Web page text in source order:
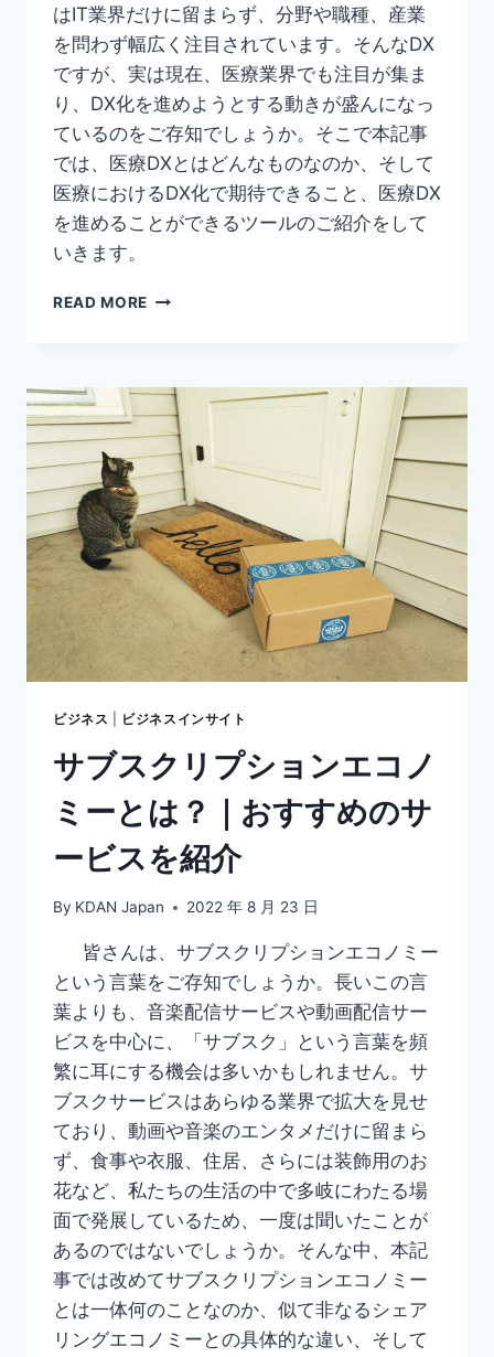
はIT業界だけに留まらず、分野や職種、産業
を問わず幅広く注目されています。そんなDX
ですが、実は現在、医療業界でも注目が集ま
り、DX化を進めようとする動きが盛んになっ
ているのをご存知でしょうか。そこで本記事
では、医療DXとはどんなものなのか、そして
医療におけるDX化で期待できること、医療DX
を進めることができるツールのご紹介をして
いきます。
READ MORE 【医
は？】
医
療
DX
を
進
め
る
ツ
ル
を
紹
介
ビジネス ビジネスインサイト
サブスクリプションエコノ
ミーとは？｜おすすめのサ
ービスを紹介
By KDAN Japan 2022 年 8 月 23 日
皆さんは、サブスクリプションエコノミー
という言葉をご存知でしょうか。長いこの言
葉よりも、音楽配信サービスや動画配信サー
ビスを中心に、「サブスク」という言葉を頻
繁に耳にする機会は多いかもしれません。サ
ブスクサービスはあらゆる業界で拡大を見せ
ており、動画や音楽のエンタメだけに留まら
ず、食事や衣服、住居、さらには装飾用のお
花など、私たちの生活の中で多岐にわたる場
面で発展しているため、一度は聞いたことが
あるのではないでしょうか。そんな中、本記
事では改めてサブスクリプションエコノミー
とは一体何のことなのか、似て非なるシェア
リングエコノミーとの具体的な違い、そして